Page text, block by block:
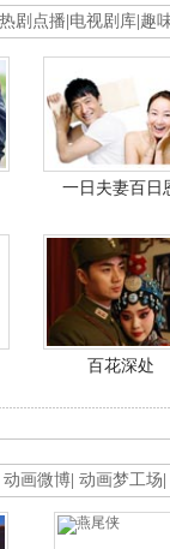
热剧点播 电视剧库 趣
一日夫妻百日
百花深处
动画微博 动画梦工场